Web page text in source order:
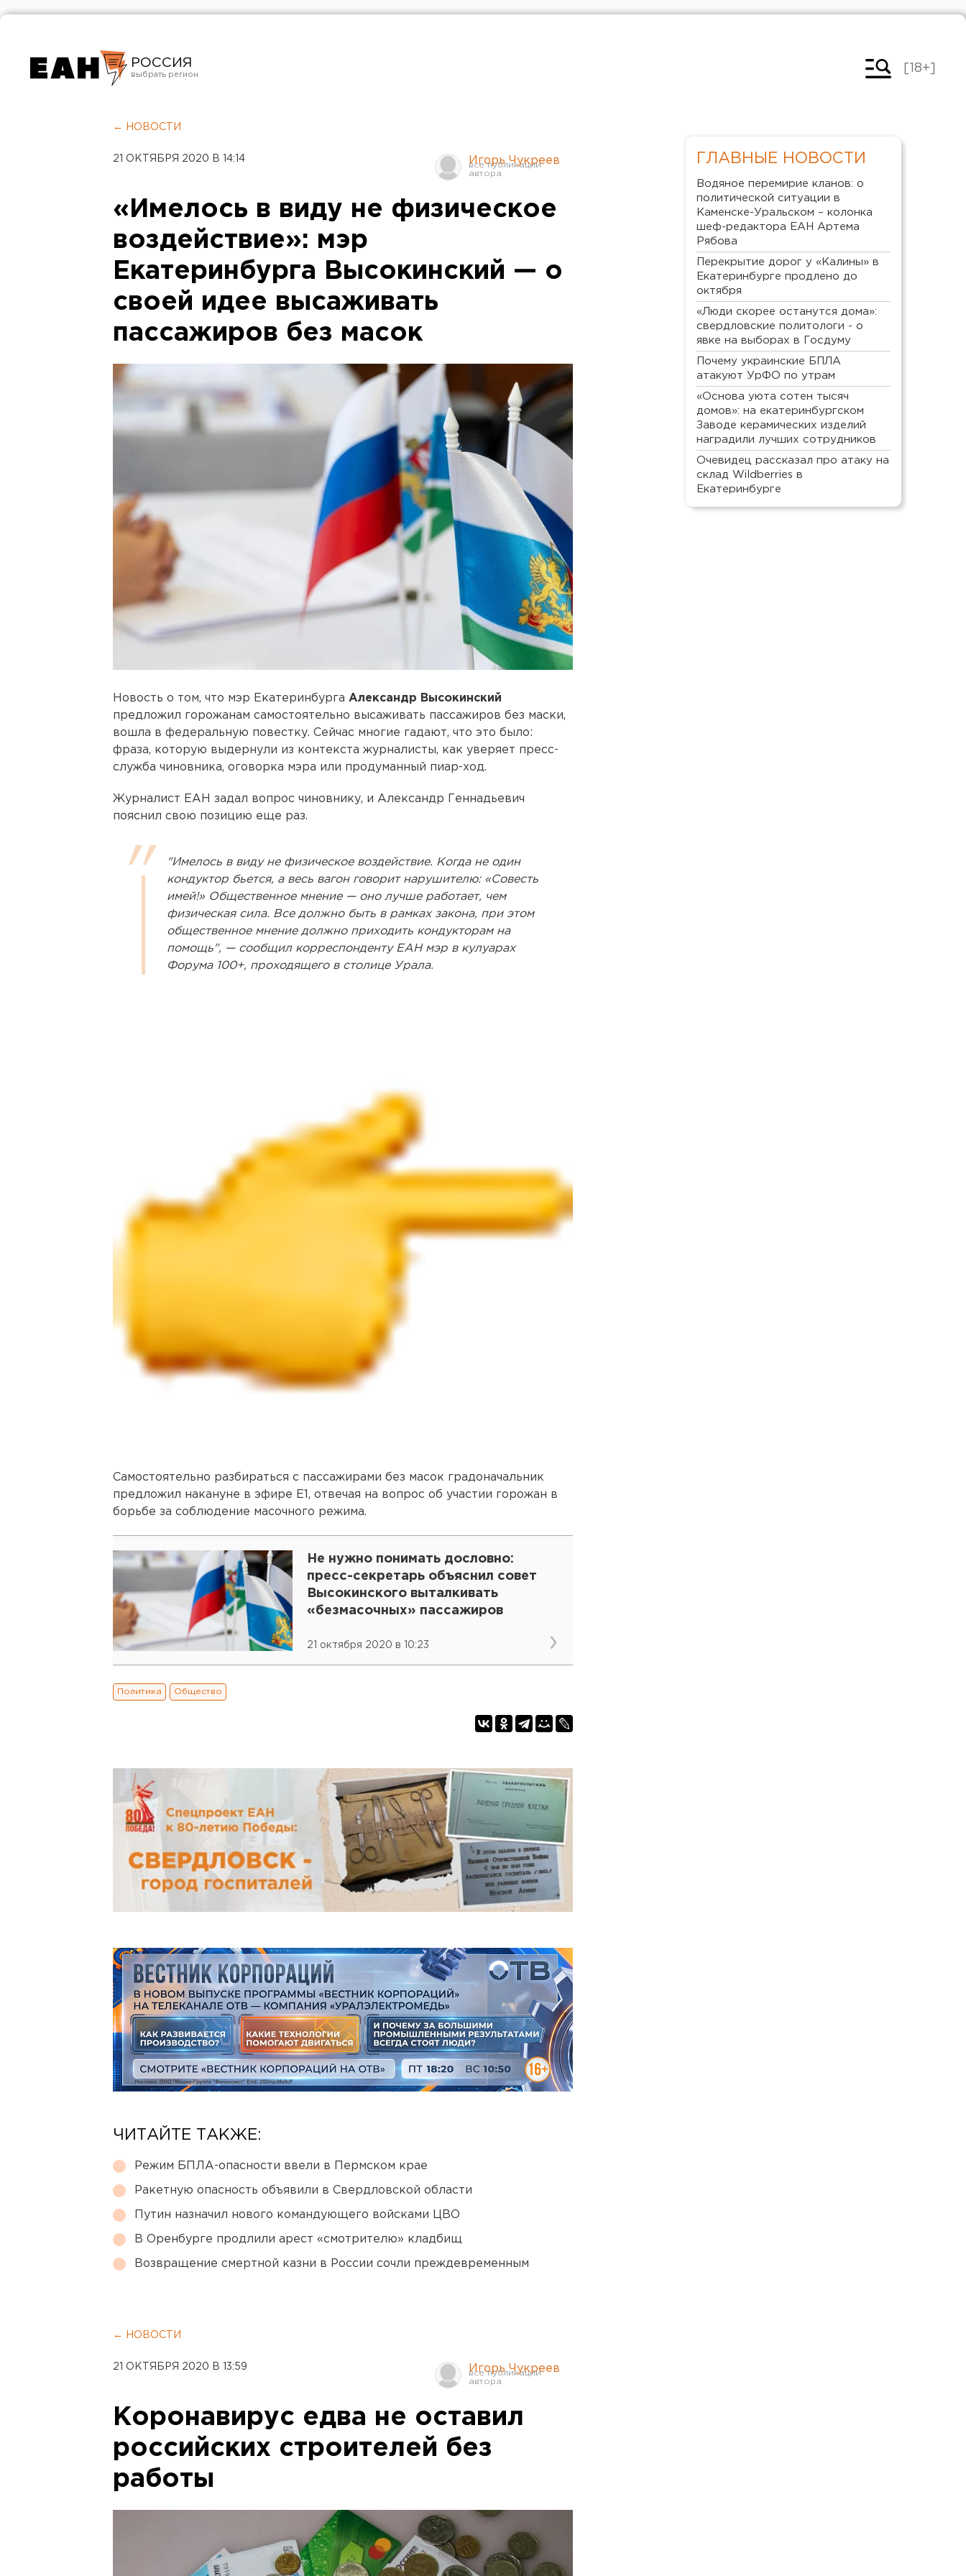
РОССИЯ
Челябинск
[18+]
← НОВОСТИ
21 ОКТЯБРЯ 2020 В 14:14 Игорь Чукреев
«Имелось в виду не физическое
воздействие»: мэр
Екатеринбурга Высокинский — о
своей идее высаживать
пассажиров без масок
Новость о том, что мэр Екатеринбурга Александр Высокинский
предложил горожанам самостоятельно высаживать пассажиров без маски,
вошла в федеральную повестку. Сейчас многие гадают, что это было:
фраза, которую выдернули из контекста журналисты, как уверяет пресс-
служба чиновника, оговорка мэра или продуманный пиар-ход.
Журналист ЕАН задал вопрос чиновнику, и Александр Геннадьевич
пояснил свою позицию еще раз.
"Имелось в виду не физическое воздействие. Когда не один
кондуктор бьется, а весь вагон говорит нарушителю: «Совесть
имей!» Общественное мнение — оно лучше работает, чем
физическая сила. Все должно быть в рамках закона, при этом
общественное мнение должно приходить кондукторам на
помощь", — сообщил корреспонденту ЕАН мэр в кулуарах
Форума 100+, проходящего в столице Урала.
Самостоятельно разбираться с пассажирами без масок градоначальник
предложил накануне в эфире Е1, отвечая на вопрос об участии горожан в
борьбе за соблюдение масочного режима.
Не нужно понимать дословно:
пресс-секретарь объяснил совет
Высокинского выталкивать
«безмасочных» пассажиров
21 октября 2020 в 10:23
Политика Общество
ЧИТАЙТЕ ТАКЖЕ:
Режим БПЛА-опасности ввели в Пермском крае
Ракетную опасность объявили в Свердловской области
Путин назначил нового командующего войсками ЦВО
В Оренбурге продлили арест «смотрителю» кладбищ
Возвращение смертной казни в России сочли преждевременным
← НОВОСТИ
21 ОКТЯБРЯ 2020 В 13:59 Игорь Чукреев
Коронавирус едва не оставил
российских строителей без
работы
ГЛАВНЫЕ НОВОСТИ
Водяное перемирие кланов: о
политической ситуации в
Каменске-Уральском – колонка
шеф-редактора ЕАН Артема
Рябова
Перекрытие дорог у «Калины» в
Екатеринбурге продлено до
октября
«Люди скорее останутся дома»:
свердловские политологи - о
явке на выборах в Госдуму
Почему украинские БПЛА
атакуют УрФО по утрам
«Основа уюта сотен тысяч
домов»: на екатеринбургском
Заводе керамических изделий
наградили лучших сотрудников
Очевидец рассказал про атаку на
склад Wildberries в
Екатеринбурге